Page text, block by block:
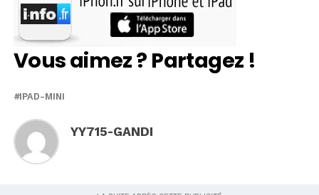
Vous aimez ? Partagez !
IPAD-MINI
YY715-GANDI